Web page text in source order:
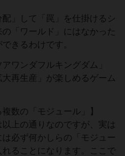
」して「罠」を仕掛けるシ
「ワールド」にはなかった
きるわけです。
ワンダフルキングダム」
再生産」が楽しめるゲーム
数の「モジュール」】
上の通りなのですが、実は
必ず何かしらの「モジュー
ることになります。ここで